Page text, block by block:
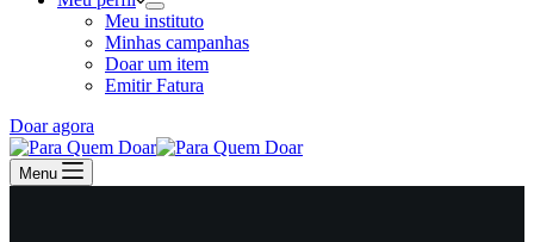
Meu instituto
Minhas campanhas
Doar um item
Emitir Fatura
Doar agora
Menu